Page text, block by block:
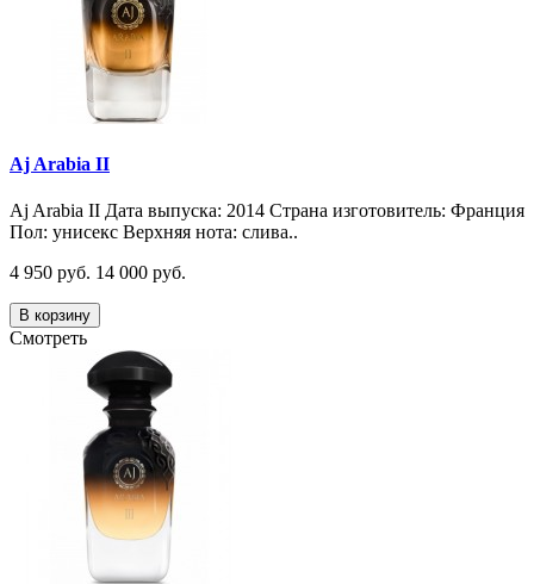
Aj Arabia II
Aj Arabia II Дата выпуска: 2014 Страна изготовитель: Франция
Пол: унисекс Верхняя нота: слива..
4 950 руб. 14 000 руб.
В корзину
Смотреть